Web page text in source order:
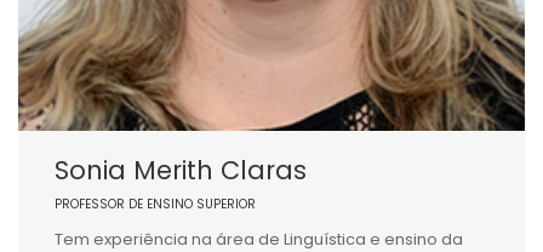
Sonia Merith Claras
PROFESSOR DE ENSINO SUPERIOR
Tem experiência na área de Linguística e ensino da